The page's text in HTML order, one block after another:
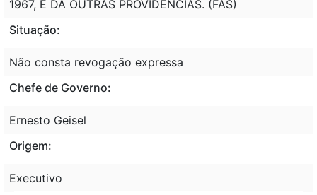
1967, E DÁ OUTRAS PROVIDÊNCIAS. (FAS)
Situação:
Não consta revogação expressa
Chefe de Governo:
Ernesto Geisel
Origem:
Executivo